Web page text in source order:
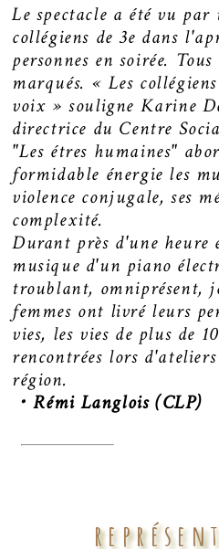
Le spectacle a été vu par
collégiens de 3e dans
personnes en soirée.
marqués. « Les
voix » souligne Karine
directrice du Centre
"Les étres humaines"
formidable énergie les
violence conjugale, ses
complexité.
Durant près d'une heure
musique d'un piano
troublant, omniprésent,
femmes ont livré leurs
vies, les vies de plus de
rencontrées lors
région.
・Rémi Langlois (CLP)